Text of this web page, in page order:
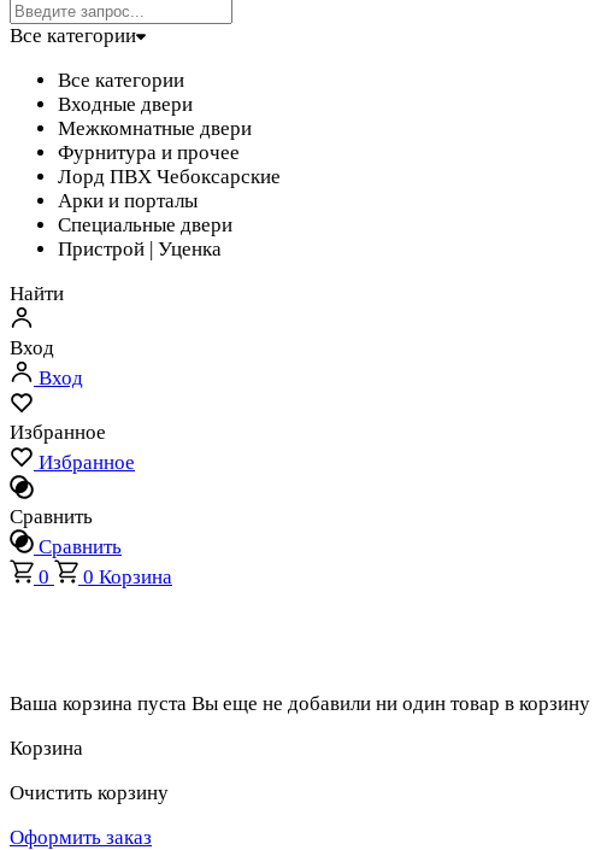
Все категории
Все категории
Входные двери
Межкомнатные двери
Фурнитура и прочее
Лорд ПВХ Чебоксарские
Арки и порталы
Специальные двери
Пристрой | Уценка
Найти
Вход
Вход
Избранное
Избранное
Сравнить
Сравнить
0
0 Корзина
Ваша корзина пуста Вы еще не добавили ни один товар в корзину
Корзина
Очистить корзину
Оформить заказ